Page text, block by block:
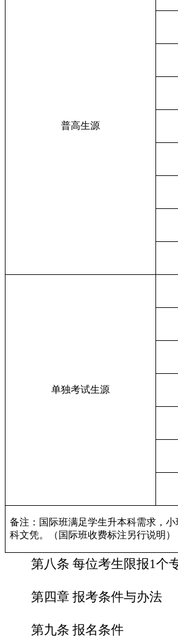
普高生源
单独考试生源
备注：国际班满足学生升本科需求，
科文凭。（国际班收费标注另行说明）
第八条 每位考生限报1个
第四章 报考条件与办法
第九条 报名条件